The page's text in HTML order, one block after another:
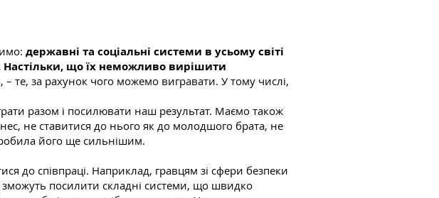
державні та соціальні системи в усьому світі
Настільки, що їх неможливо вирішити
те, за рахунок чого можемо вигравати. У тому числі,
разом і посилювати наш результат. Маємо також
не ставитися до нього як до молодшого брата, не
його ще сильнішим.
до співпраці. Наприклад, гравцям зі сфери безпеки
зможуть посилити складні системи, що швидко